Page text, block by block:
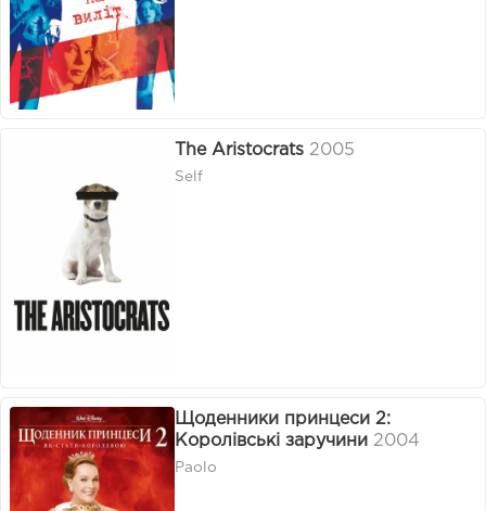
The Aristocrats 2005
Self
Щоденники принцеси 2:
Королівські заручини 2004
Paolo